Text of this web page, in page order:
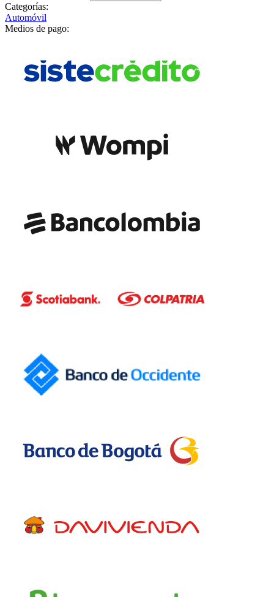
Categorías:
Automóvil
Medios de pago: